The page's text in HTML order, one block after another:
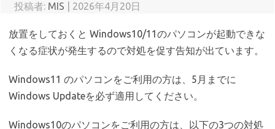
投稿者: MIS 2026年4月20日
放置をしておくと Windows10/11のパソコンが起動できな
くなる症状が発生するので対処を促す告知が出ています。
Windows11 のパソコンをご利用の方は、5月までに
Windows Updateを必ず適用してください。
Windows10のパソコンをご利用の方は、以下の3つの対処